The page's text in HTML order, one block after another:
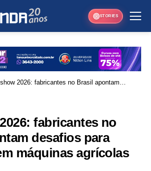
STORIES
2026: fabricantes no Brasil apontam
fabricantes no
desafios para
máquinas agrícolas